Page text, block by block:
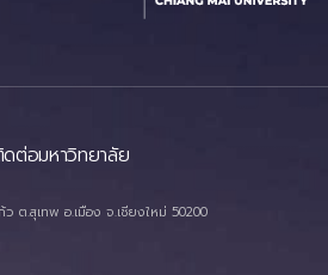
ต่อมหาวิทยาลัย
ต.สุเทพ อ.เมือง จ.เชียงใหม่ 50200